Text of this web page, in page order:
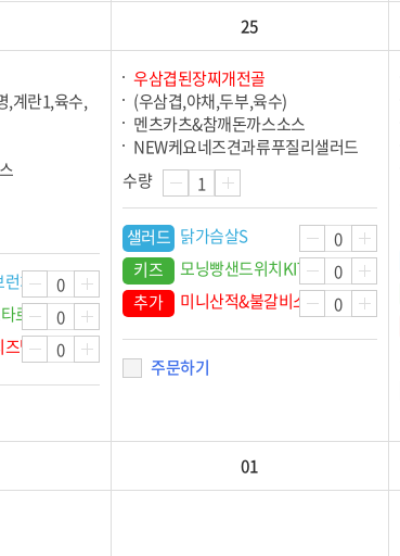
,계란1,육수,
치S
르소스
즈밥KIT
25
우삼겹된장찌개전골
(우삼겹,야채,두부,육수)
멘츠카츠&참깨돈까스소스
NEW케요네즈견과류푸질리샐러드
수량
샐러드 닭가슴살S
키즈
모닝빵샌드위치KIT
추가
미니산적&불갈비소스
주문하기
01